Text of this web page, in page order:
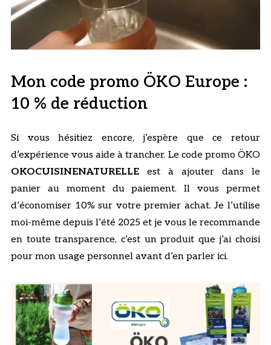
Mon code promo ÖKO Europe :
10 % de réduction
Si vous hésitiez encore, j’espère que ce retour
d’expérience vous aide à trancher. Le code promo ÖKO
OKOCUISINENATURELLEest à ajouter dans le
panier au moment du paiement. Il vous permet
d’économiser 10% sur votre premier achat. Je l’utilise
moi-même depuis l’été 2025 et je vous le recommande
en toute transparence, c’est un produit que j’ai choisi
pour mon usage personnel avant d’en parler ici.